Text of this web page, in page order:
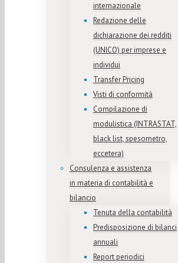
internazionale
Redazione delle
dichiarazione dei redditi
(UNICO) per imprese e
individui
Transfer Pricing
Visti di conformità
Compilazione di
modulistica (INTRASTAT,
black list, spesometro,
eccetera)
Consulenza e assistenza
in materia di contabilità e
bilancio
Tenuta della contabilità
Predisposizione di bilanci
annuali
Report periodici